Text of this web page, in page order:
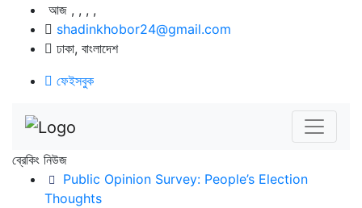
আজ , , , ,
shadinkhobor24@gmail.com
ঢাকা, বাংলাদেশ
ফেইসবুক
ব্রেকিং নিউজ
Public Opinion Survey: People’s Election
Thoughts